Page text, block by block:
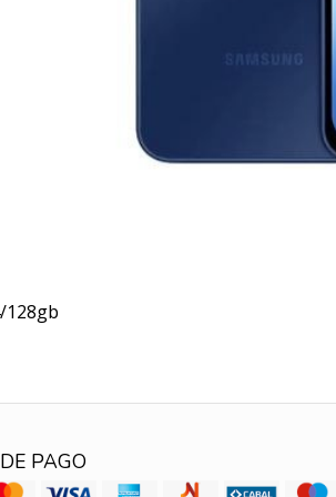
128gb
PAGO